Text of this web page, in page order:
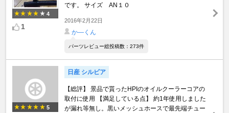
4
1
です。 サイズ AN１０
2016年2月22日
か―くん
パーツレビュー総投稿数：273件
5
日産 シルビア
【総評】 景品で貰ったHPIのオイルクーラーコアの
取付に使用 【満足している点】 約1年使用しました
が漏れ等無し。黒いメッシュホースで最先端チュー